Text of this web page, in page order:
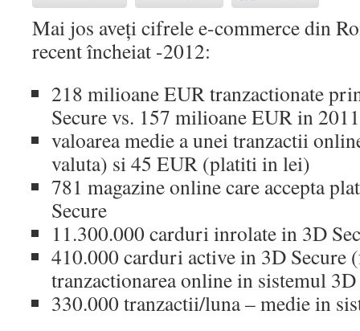
Mai jos aveți cifrele e-commerce din
recent încheiat -2012:
218 milioane EUR tranzactionate
Secure vs. 157 milioane EUR in 2011
valoarea medie a unei tranzactii
valuta) si 45 EUR (platiti in lei)
781 magazine online care accepta
Secure
11.300.000 carduri inrolate in 3D
410.000 carduri active in 3D Secure
tranzactionarea online in sistemul
330.000 tranzactii/luna – medie in